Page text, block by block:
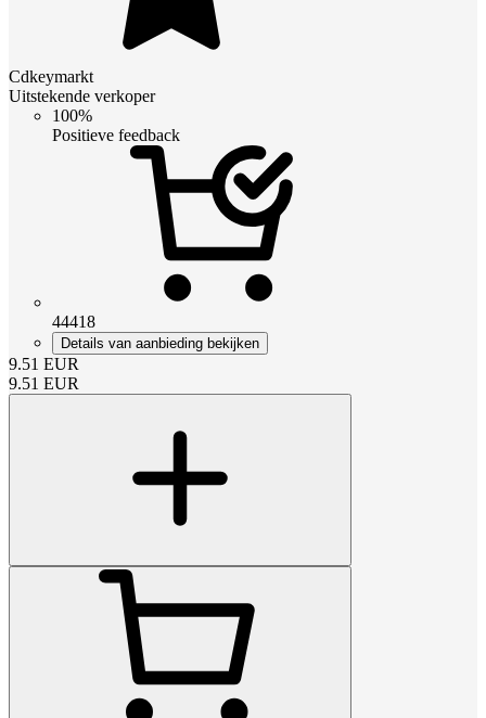
Cdkeymarkt
Uitstekende verkoper
100%
Positieve feedback
44418
Details van aanbieding bekijken
9.51 EUR
9.51 EUR